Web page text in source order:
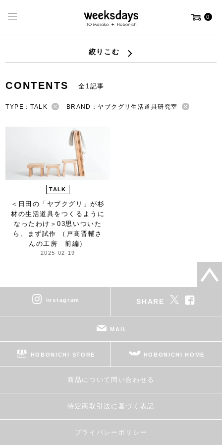
0
絞りこむ
CONTENTS 全1記事
TYPE：TALK BRAND：ヤブクグリ生活道具研究室
TALK
＜日田の「ヤブクグリ」が杉
材の生活道具をつくるように
なったわけ＞03思いついた
ら、まず試作 （戸髙晋輔さ
んの工房 前編）
2025-02-19
instagram SHARE
MAIL
HOBONICHI STORE HOBONICHI HOME
商品について問い合わせる
特定商取引法に基づく表記
プライバシーポリシー